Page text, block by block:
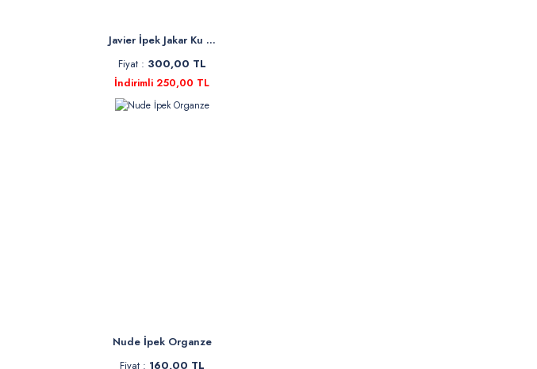
Javier İpek Jakar Ku ...
Fiyat : 300,00 TL
İndirimli 250,00 TL
Nude İpek Organze
Fiyat : 160,00 TL